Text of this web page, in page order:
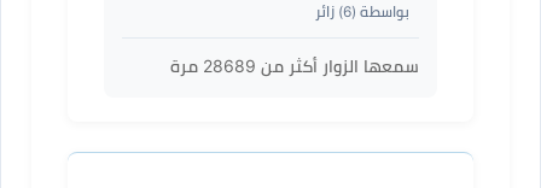
بواسطة (6) زائر
سمعها الزوار أكثر من 28689 مرة